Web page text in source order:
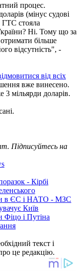
процес.
(мінус судові
ГТС стояла
Ні. Тому що за
більше
відсутність", -
від всіх
вже винесено.
мільярди доларів.
Підписуйтесь на
- Кірбі
в ЄС і НАТО - МЗС
Київ
Фіцо і Путіна
текст і
це редакцію.